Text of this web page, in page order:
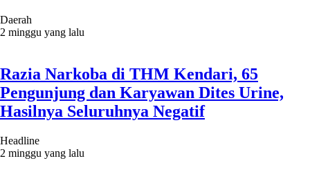
Daerah
2 minggu yang lalu
Razia Narkoba di THM Kendari, 65
Pengunjung dan Karyawan Dites Urine,
Hasilnya Seluruhnya Negatif
Headline
2 minggu yang lalu